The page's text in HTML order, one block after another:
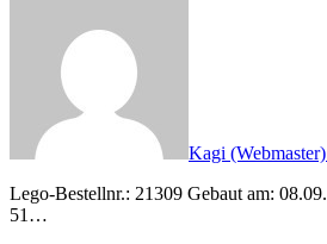
Kagi (Webmaster)
Lego-Bestellnr.: 21309 Gebaut am: 08.09.2018 Baubeginn: 10:40 Uhr Bauende: 18:05 Uhr Pausen: 13:35 – 14:23 Uhr und 16:45 – 17:31 Uhr Bruttobauzeit: 7 Stunden 25 Minuten Nettobauzeit: 5 Stunden
51…